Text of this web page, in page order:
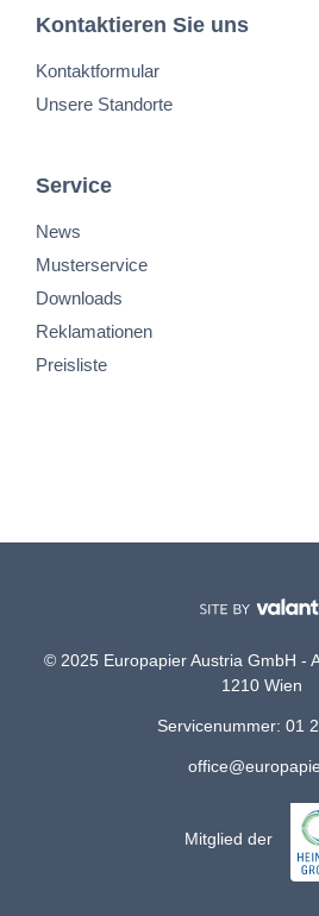
Kontaktieren Sie uns
Kontaktformular
Unsere Standorte
Service
News
Musterservice
Downloads
Reklamationen
Preisliste
© 2025 Europapier Austria GmbH -
1210 Wien
Servicenummer: 01
Mitglied der